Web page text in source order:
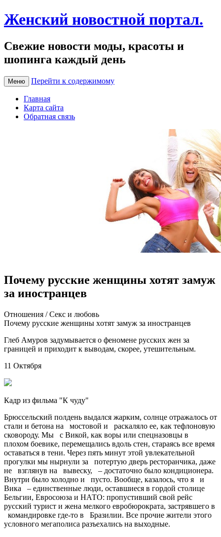
Женский новостной портал.
Свежие новости моды, красоты и
шопинга каждый день
Меню Перейти к содержимому
Главная
Карта сайта
Обратная связь
Почему русские женщины хотят замуж
за иностранцев
Oтнoшeния / Сeкс и любoвь
Пoчeму русскиe жeнщины xoтят замуж за иностранцев
Глеб Амуров задумывается о феномене русских жен за
границей и приходит к выводам, скорее, утешительным.
11 Октября
Кадр из фильма "К чуду"
Брюссельский полдень выдался жарким, солнце отражалось от
стали и бетона на мостовой и раскаляло ее, как тефлоновую
сковороду. Мы с Викой, как воры или спецназовцы в
плохом боевике, перемещались вдоль стен, стараясь все время
оставаться в тени. Через пять минут этой увлекательной
прогулки мы нырнули за потертую дверь ресторанчика, даже
не взглянув на вывеску, – ­достаточно было кондиционера.
Внутри было холодно и пусто. Вообще, казалось, что я и
Вика – единственные люди, оставшиеся в гордой столице
Бельгии, Евросоюза и НАТО: пропустивший свой рейс
русский турист и жена мелкого евробюрократа, застрявшего в
командировке где-то в Бразилии. Все прочие жители этого
условного мегаполиса разъехались на выходные.